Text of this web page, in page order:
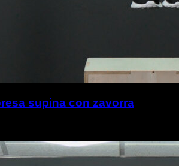
supina con zavorra